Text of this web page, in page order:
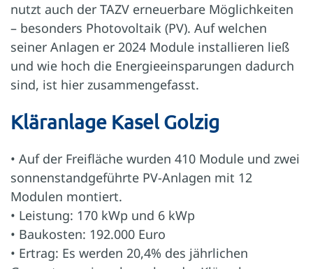
nutzt auch der TAZV erneuerbare Möglichkeiten
– besonders Photovoltaik (PV). Auf welchen
seiner Anlagen er 2024 Module installieren ließ
und wie hoch die Energieeinsparungen dadurch
sind, ist hier zusammengefasst.
Kläranlage Kasel Golzig
• Auf der Freifläche wurden 410 Module und zwei
sonnenstandgeführte PV-Anlagen mit 12
Modulen montiert.
• Leistung: 170 kWp und 6 kWp
• Baukosten: 192.000 Euro
• Ertrag: Es werden 20,4% des jährlichen